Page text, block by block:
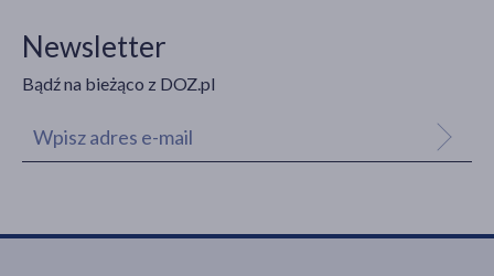
Newsletter
Bądź na bieżąco z DOZ.pl